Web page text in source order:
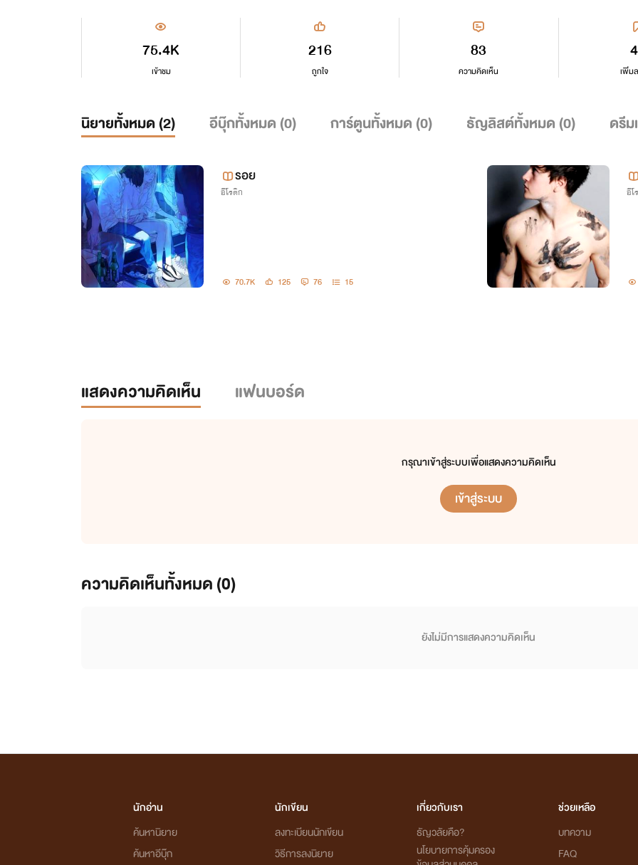
กราบขอบคุณนักอ่านที่ติดตามผลงานทุกคน
กำลังใจจากผู้อ่านทำให้ยัยไรท์คนนี้มีกำลังใจทำงาน
75.4K
เข้าชม เพิ่ม
216
ถูกใจ
83
ความคิดเห็น
นิยายทั้งหมด (2) อีบุ๊กทั้งหมด (0) การ์ตูนทั้งหมด (0) ธัญลิสต์ทั้งหมด (0) ดรี
รอย
อีโรติก
70.7K 125 76 15
อีโ
แสดงความคิดเห็น แฟนบอร์ด
กรุณาเข้าสู่ระบบเพื่อแสดงความคิดเห็น
เข้าสู่ระบบ
ความคิดเห็นทั้งหมด (0)
ยังไม่มีการแสดงความคิดเห็น
นักอ่าน
ค้นหานิยาย
ค้นหาอีบุ๊ก
นักเขียน
ลงทะเบียนนักเขียน
วิธีการลงนิยาย
เกี่ยวกับเรา
ธัญวลัยคือ?
นโยบายการคุ้มครอง
ช่วยเหลือ
บทความ
FAQ